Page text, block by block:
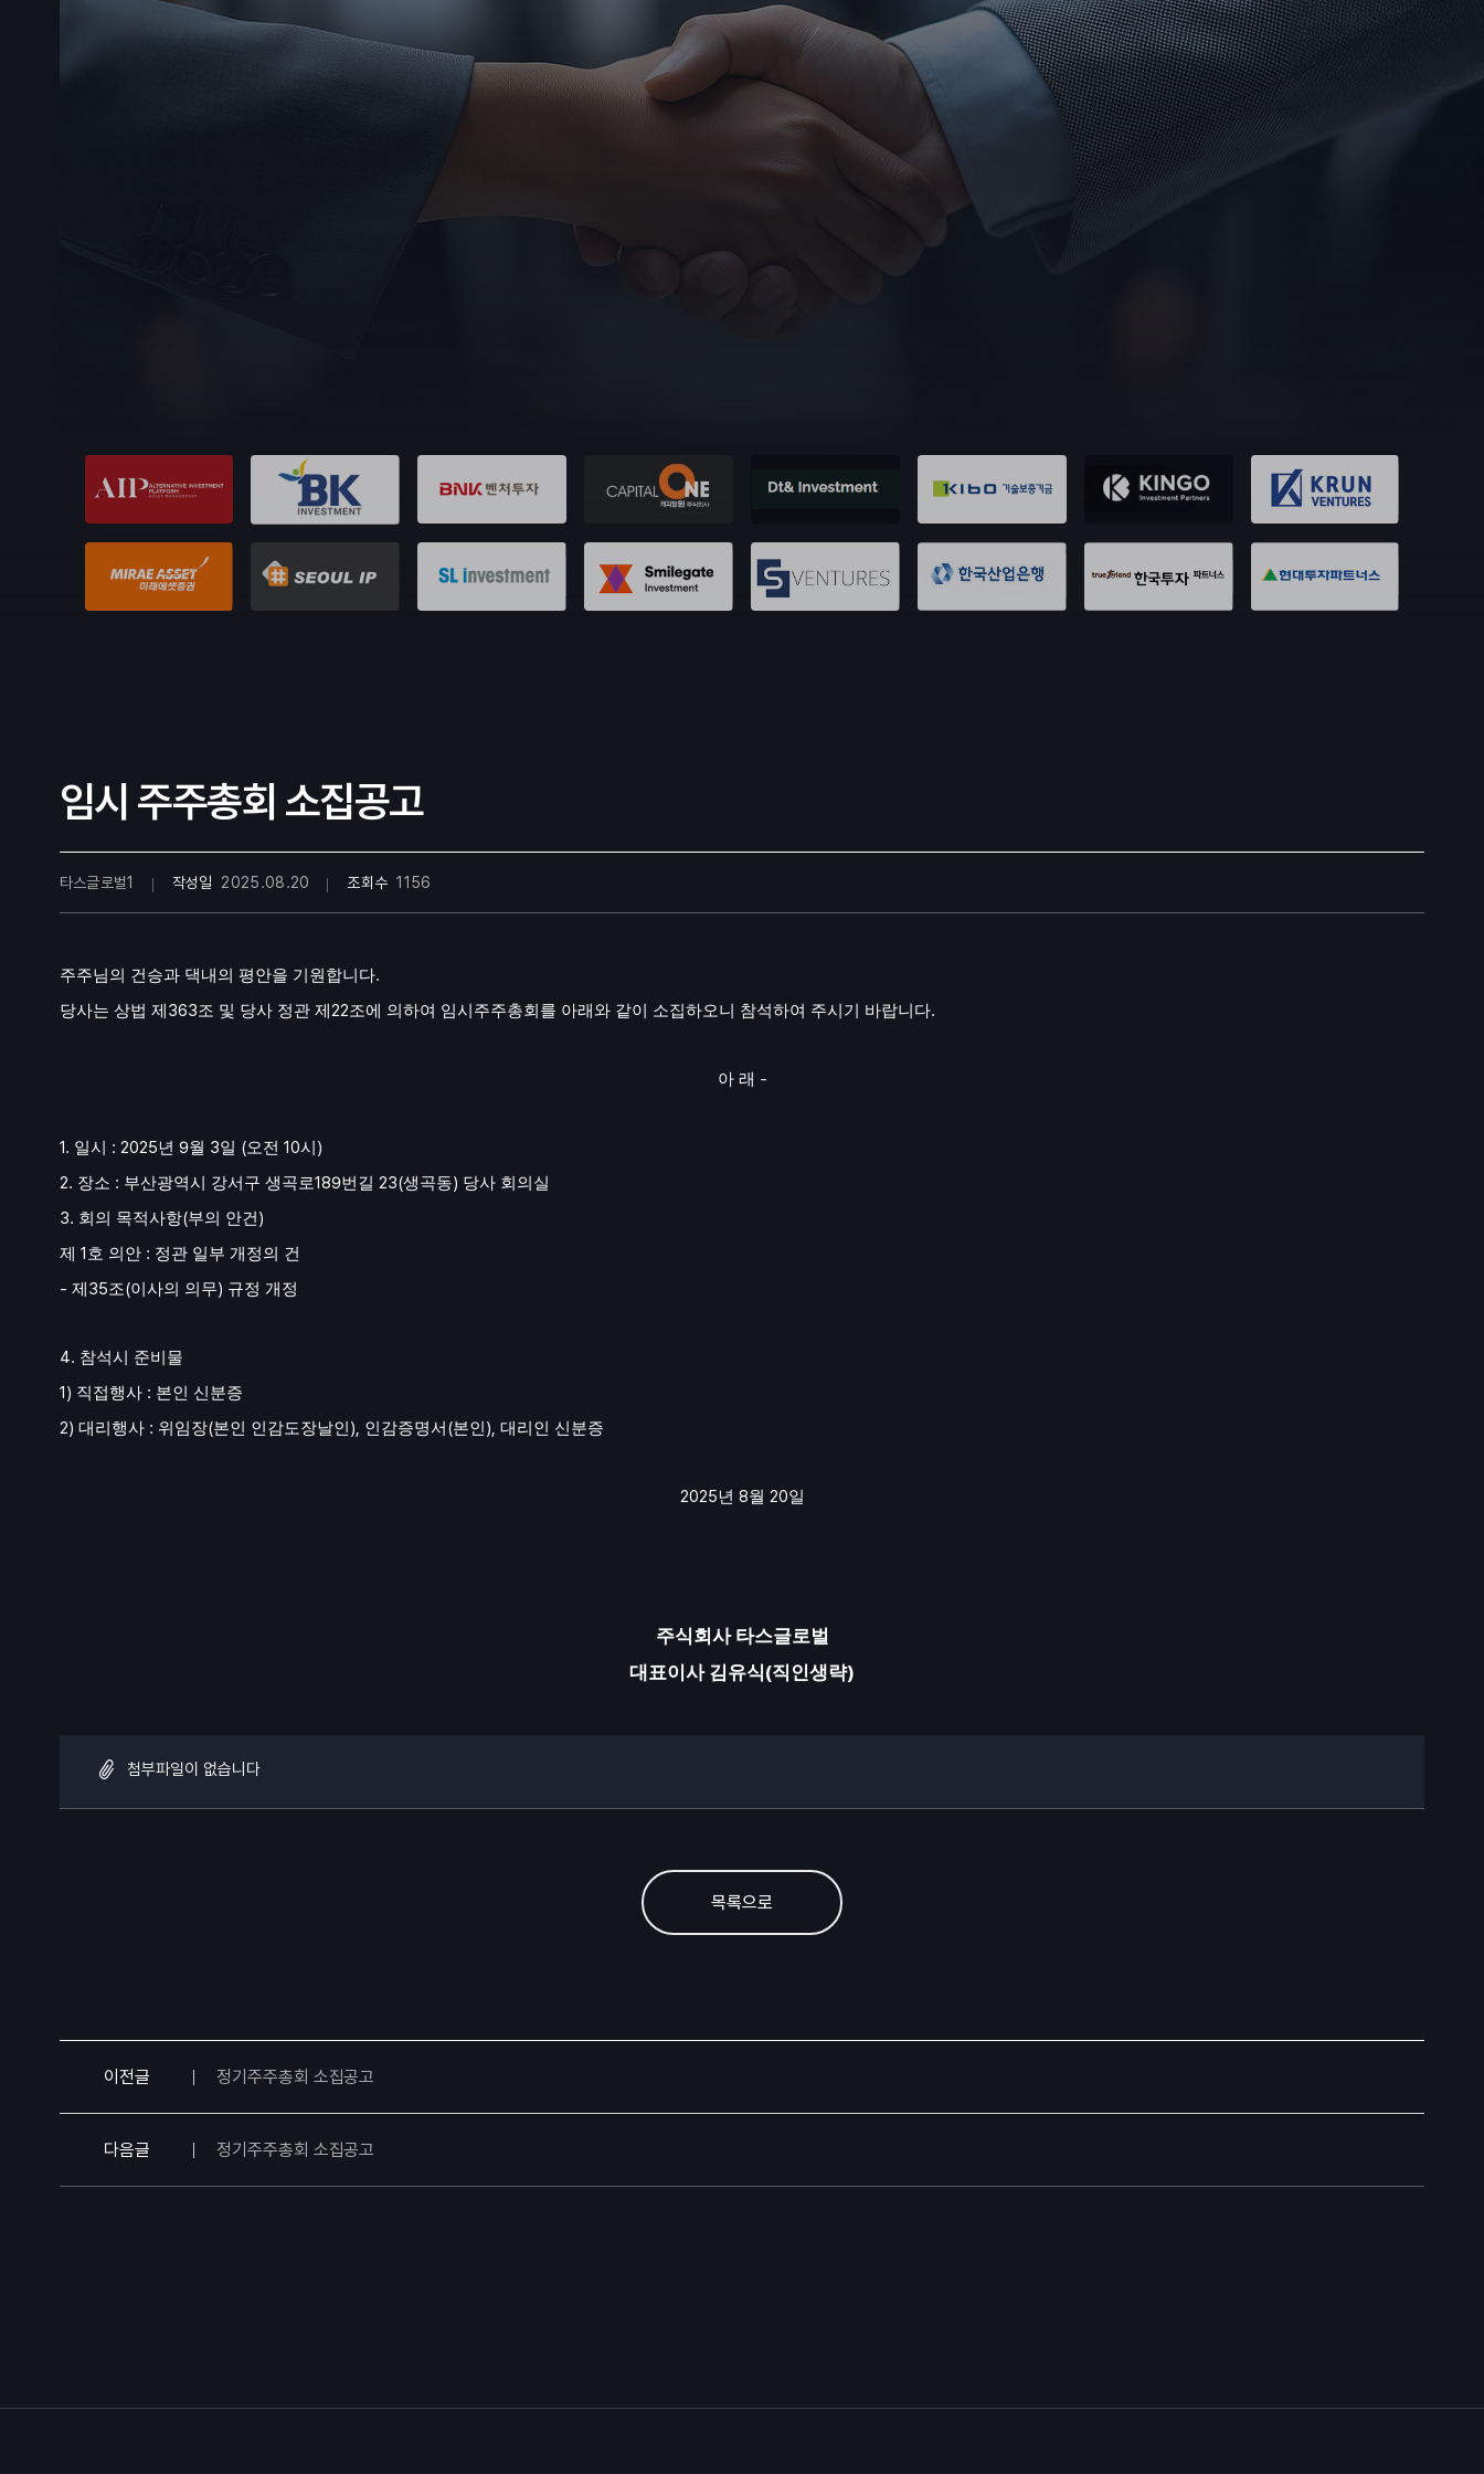
임시 주주총회 소집공고
타스글로벌1 작성일 2025.08.20 조회수 1156
주주님의 건승과 댁내의 평안을 기원합니다.
당사는 상법 제 363조 및 당사 정관 제 22조에 의하여 임시주주총회를 아래와 같이 소집하오니 참석하여 주시기 바랍니다.
아 래 -
1. 일시 : 2025년 9월 3일 (오전 10시 )
2. 장소 : 부산광역시 강서구 생곡로189번길 23(생곡동) 당사 회의실
3. 회의 목적사항(부의 안건)
제 1 호 의안 : 정관 일부 개정의 건
- 제 35조(이사의 의무) 규정 개정
4. 참석시 준비물
1) 직접행사 : 본인 신분증
2) 대리행사 : 위임장(본인 인감도장날인), 인감증명서 (본인), 대리인 신분증
2025년 8월 20일
주식회사 타스글로벌
대표이사 김유식(직인생략)
첨부파일이 없습니다
목록으로
이전글 정기주주총회 소집공고
다음글 정기주주총회 소집공고